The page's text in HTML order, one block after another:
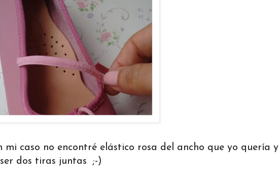
mi caso no encontré elástico rosa del ancho que yo quería y
dos tiras juntas ;-)